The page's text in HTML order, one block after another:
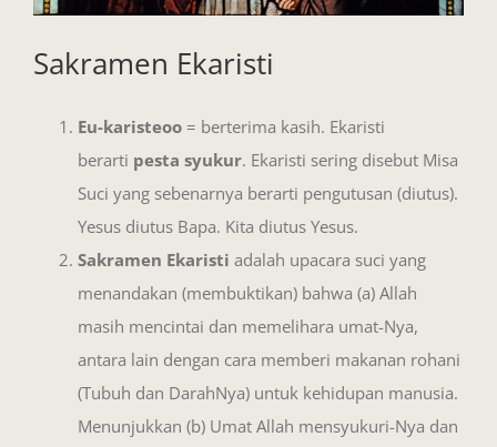
Sakramen Ekaristi
Eu-karisteoo = berterima kasih. Ekaristi
berarti pesta syukur. Ekaristi sering disebut Misa
Suci yang sebenarnya berarti pengutusan (diutus).
Yesus diutus Bapa. Kita diutus Yesus.
Sakramen Ekaristi adalah upacara suci yang
menandakan (membuktikan) bahwa (a) Allah
masih mencintai dan memelihara umat-Nya,
antara lain dengan cara memberi makanan rohani
(Tubuh dan DarahNya) untuk kehidupan manusia.
Menunjukkan (b) Umat Allah mensyukuri-Nya dan